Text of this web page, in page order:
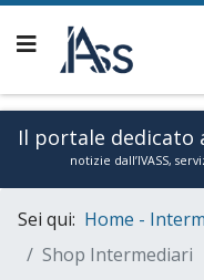
Il portale dedicato
notizie dall’IVASS,
Sei qui: Home -
Shop Intermediari